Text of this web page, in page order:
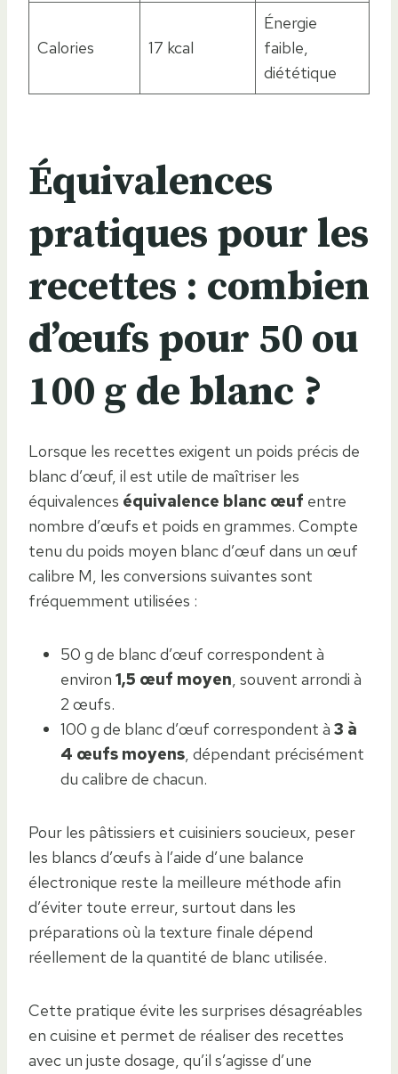
Calories 17 kcal
Énergie
faible,
diététique
Équivalences
pratiques pour les
recettes : combien
d’œufs pour 50 ou
100 g de blanc ?
Lorsque les recettes exigent un poids précis de
blanc d’œuf, il est utile de maîtriser les
équivalences équivalence blanc œuf entre
nombre d’œufs et poids en grammes. Compte
tenu du poids moyen blanc d’œuf dans un œuf
calibre M, les conversions suivantes sont
fréquemment utilisées :
50 g de blanc d’œuf correspondent à
environ 1,5 œuf moyen, souvent arrondi à
2 œufs.
100 g de blanc d’œuf correspondent à 3 à
4 œufs moyens, dépendant précisément
du calibre de chacun.
Pour les pâtissiers et cuisiniers soucieux, peser
les blancs d’œufs à l’aide d’une balance
électronique reste la meilleure méthode afin
d’éviter toute erreur, surtout dans les
préparations où la texture finale dépend
réellement de la quantité de blanc utilisée.
Cette pratique évite les surprises désagréables
en cuisine et permet de réaliser des recettes
avec un juste dosage, qu’il s’agisse d’une